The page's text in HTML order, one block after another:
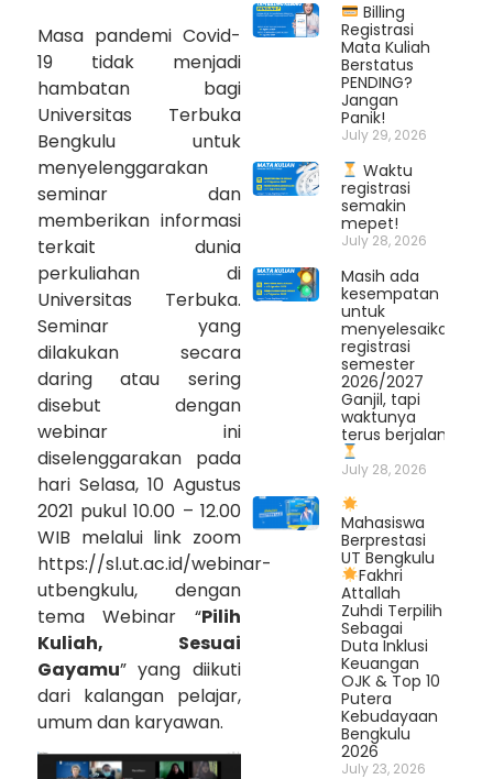
Masa pandemi Covid-
19 tidak menjadi
hambatan bagi
Universitas Terbuka
Bengkulu untuk
menyelenggarakan
seminar dan
memberikan informasi
terkait dunia
perkuliahan di
Universitas Terbuka.
Seminar yang
dilakukan secara
daring atau sering
disebut dengan
webinar ini
diselenggarakan pada
hari Selasa, 10 Agustus
2021 pukul 10.00 – 12.00
WIB melalui link zoom
https://sl.ut.ac.id/webinar-
utbengkulu, dengan
tema Webinar “Pilih
Kuliah, Sesuai
Gayamu” yang diikuti
dari kalangan pelajar,
umum dan karyawan.
Billing
Registrasi
Mata Kuliah
Berstatus
PENDING?
Jangan
Panik!
July 29, 2026
Waktu
registrasi
semakin
mepet!
July 28, 2026
Masih ada
kesempatan
untuk
menyelesaikan
registrasi
semester
2026/2027
Ganjil, tapi
waktunya
terus berjalan.
July 28, 2026
Mahasiswa
Berprestasi
UT Bengkulu
Fakhri
Attallah
Zuhdi Terpilih
Sebagai
Duta Inklusi
Keuangan
OJK & Top 10
Putera
Kebudayaan
Bengkulu
2026
July 23, 2026